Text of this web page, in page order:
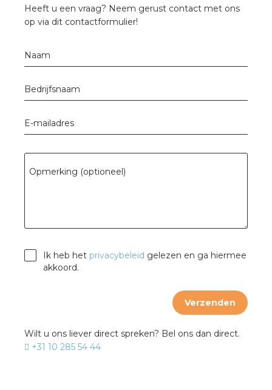
Heeft u een vraag? Neem gerust contact met ons
op via dit contactformulier!
Naam
Bedrijfsnaam
E-mailadres
Opmerking (optioneel)
Ik heb het privacybeleid gelezen en ga hiermee
akkoord.
Verzenden
Wilt u ons liever direct spreken? Bel ons dan direct.
+31 10 285 54 44
Academy
waarde